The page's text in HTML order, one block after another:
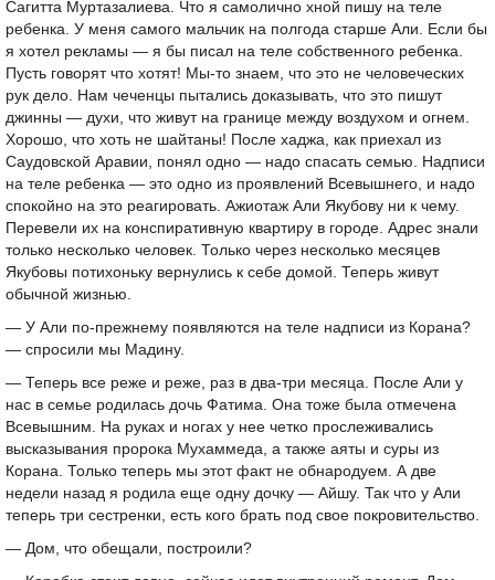
Сагитта Муртазалиева. Что я самолично хной пишу на теле
ребенка. У меня самого мальчик на полгода старше Али. Если бы
я хотел рекламы — я бы писал на теле собственного ребенка.
Пусть говорят что хотят! Мы-то знаем, что это не человеческих
рук дело. Нам чеченцы пытались доказывать, что это пишут
джинны — духи, что живут на границе между воздухом и огнем.
Хорошо, что хоть не шайтаны! После хаджа, как приехал из
Саудовской Аравии, понял одно — надо спасать семью. Надписи
на теле ребенка — это одно из проявлений Всевышнего, и надо
спокойно на это реагировать. Ажиотаж Али Якубову ни к чему.
Перевели их на конспиративную квартиру в городе. Адрес знали
только несколько человек. Только через несколько месяцев
Якубовы потихоньку вернулись к себе домой. Теперь живут
обычной жизнью.
— У Али по-прежнему появляются на теле надписи из Корана?
— спросили мы Мадину.
— Теперь все реже и реже, раз в два-три месяца. После Али у
нас в семье родилась дочь Фатима. Она тоже была отмечена
Всевышним. На руках и ногах у нее четко прослеживались
высказывания пророка Мухаммеда, а также аяты и суры из
Корана. Только теперь мы этот факт не обнародуем. А две
недели назад я родила еще одну дочку — Айшу. Так что у Али
теперь три сестренки, есть кого брать под свое покровительство.
— Дом, что обещали, построили?